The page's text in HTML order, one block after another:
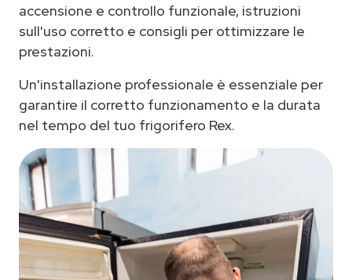
accensione e controllo funzionale, istruzioni
sull'uso corretto e consigli per ottimizzare le
prestazioni.
Un'installazione professionale è essenziale per
garantire il corretto funzionamento e la durata
nel tempo del tuo frigorifero Rex.